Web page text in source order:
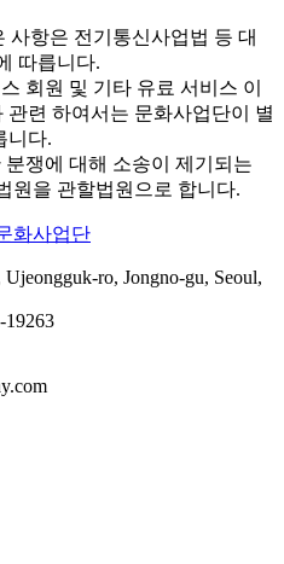
항은 전기통신사업법 등 대
따릅니다.
회원 및 기타 유료 서비스 이
련 하여서는 문화사업단이 별
니다.
쟁에 대해 소송이 제기되는
원을 관할법원으로 합니다.
Ujeongguk-ro, Jongno-gu, Seoul,
19263